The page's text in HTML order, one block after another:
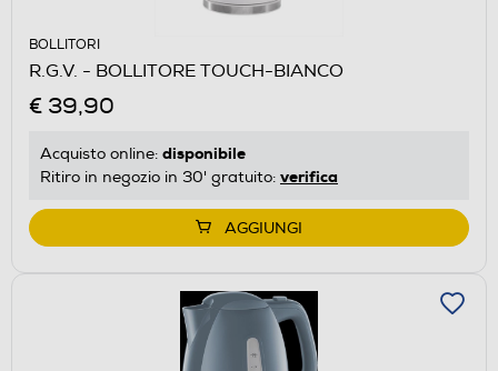
BOLLITORI
R.G.V. - BOLLITORE TOUCH-BIANCO
€ 39,90
Acquisto online: disponibile
Ritiro in negozio in 30' gratuito: verifica
AGGIUNGI